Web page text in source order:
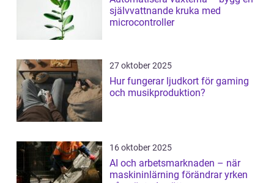
självvattnande kruka med
microcontroller
27 oktober 2025
Hur fungerar ljudkort för gaming
och musikproduktion?
16 oktober 2025
AI och arbetsmarknaden – när
maskininlärning förändrar yrken